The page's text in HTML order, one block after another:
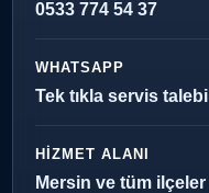
0533 774 54 37
WHATSAPP
Tek tıkla servis talebi
HIZMET ALANI
Mersin ve tüm ilçeler